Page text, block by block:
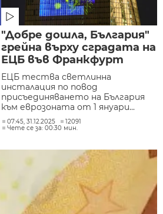
"Добре дошла, България"
грейна върху сградата на
ЕЦБ във Франкфурт
ЕЦБ тества светлинна
инсталация по повод
присъединяването на България
към еврозоната от 1 януари...
07:45, 31.12.2025
12091
Чете се за: 00:30 мин.